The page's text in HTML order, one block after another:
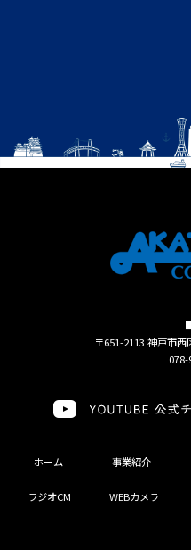
〒651-2113 神戸市
ホーム 事業紹介
ラジオCM WEBカメラ